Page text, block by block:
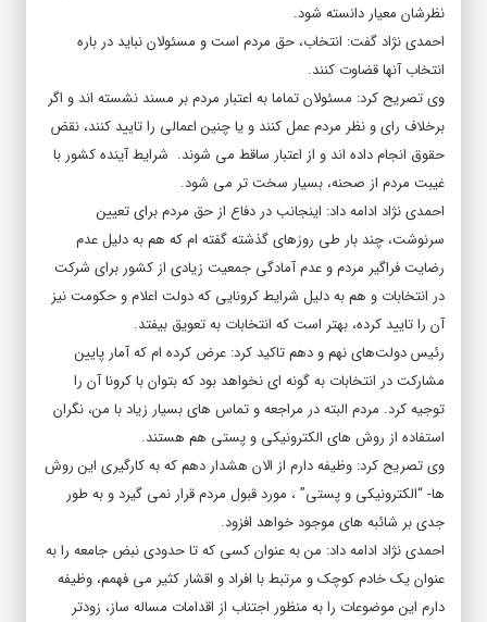
نظرشان معیار دانسته شود.
احمدی نژاد گفت: انتخاب، حق مردم است و مسئولان نباید در باره
انتخاب آنها قضاوت کنند.
وی تصریح کرد: مسئولان تماما به اعتبار مردم بر مسند نشسته اند و اگر
برخلاف رای و نظر مردم عمل کنند و یا چنین اعمالی را تایید کنند، نقض
حقوق انجام داده اند و از اعتبار ساقط می شوند. شرایط آینده کشور با
غیبت مردم از صحنه، بسیار سخت تر می شود.
احمدی نژاد ادامه داد: اینجانب در دفاع از حق مردم برای تعیین
سرنوشت، چند بار طی روزهای گذشته گفته ام که هم به دلیل عدم
رضایت فراگیر مردم و عدم آمادگی جمعیت زیادی از کشور برای شرکت
در انتخابات و هم به دلیل شرایط کرونایی که دولت اعلام و حکومت نیز
آن را تایید کرده، بهتر است که انتخابات به تعویق بیفتد.
رئیس دولت‌های نهم و دهم تاکید کرد: عرض کرده ام که آمار پایین
مشارکت در انتخابات به گونه ای نخواهد بود که بتوان با کرونا آن را
توجیه کرد. مردم البته در مراجعه و تماس های بسیار زیاد با من، نگران
استفاده از روش های الکترونیکی و پستی هم هستند.
وی تصریح کرد: وظیفه دارم از الان هشدار دهم که به کارگیری این روش
ها- “الکترونیکی و پستی” ، مورد قبول مردم قرار نمی گیرد و به طور
جدی بر شائبه های موجود خواهد افزود.
احمدی نژاد ادامه داد: من به عنوان کسی که تا حدودی نبض جامعه را به
عنوان یک خادم کوچک و مرتبط با افراد و اقشار کثیر می فهمم، وظیفه
دارم این موضوعات را به منظور اجتناب از اقدامات مساله ساز، زودتر